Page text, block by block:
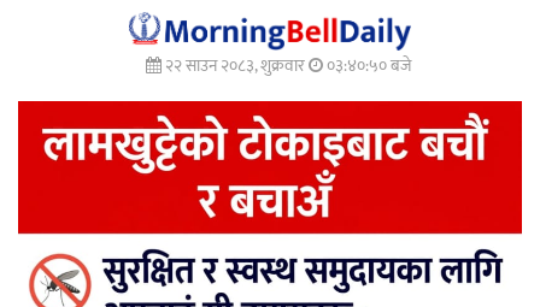
२२ साउन २०८३, शुक्रवार ०३:४०:५१ बजे